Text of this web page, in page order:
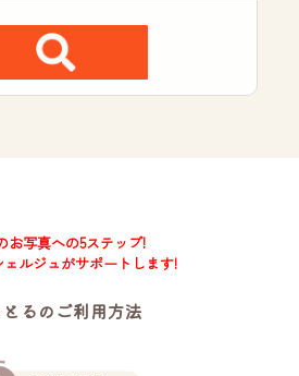
お写真への5ステップ!
ルジュがサポートします!
るのご利用方法